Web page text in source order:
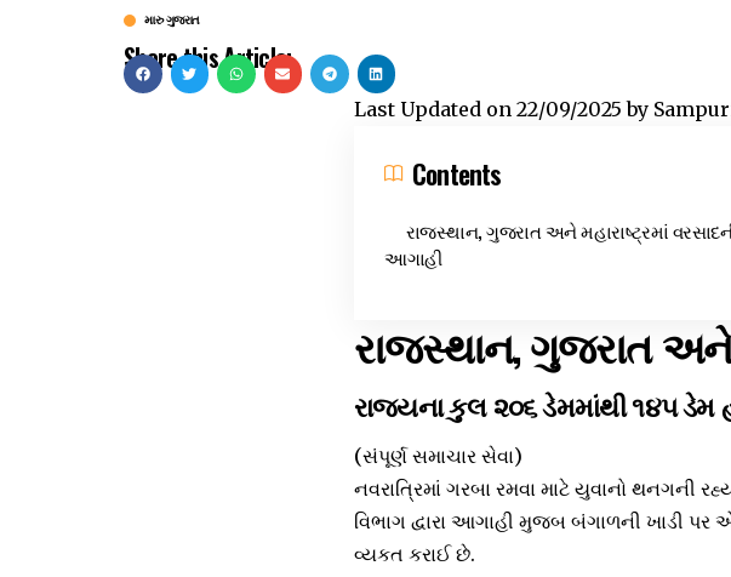
મારુ ગુજરાત
Share this Article:
Last Updated on 22/09/2025 by
Contents
રાજસ્થાન, ગુજરાત અને મહારાષ્ટ્રમાં
આગાહી
રાજસ્થાન, ગુજરાત અને
રાજ્યના કુલ ૨૦૬ ડેમમાંથી ૧૪૫ ડેમ
(સંપૂર્ણ સમાચાર સેવા)
નવરાત્રિમાં ગરબા રમવા માટે યુવાનો થનગની
વિભાગ દ્વારા આગાહી મુજબ બંગાળની ખાડી પર
વ્યકત કરાઈ છે.